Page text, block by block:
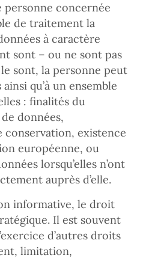
personne concernée
de traitement la
à caractère
sont – ou ne sont pas
sont, la personne peut
qu’à un ensemble
: finalités du
données,
conservation, existence
européenne, ou
lorsqu’elles n’ont
auprès d’elle.
informative, le droit
Il est souvent
d’autres droits
limitation,